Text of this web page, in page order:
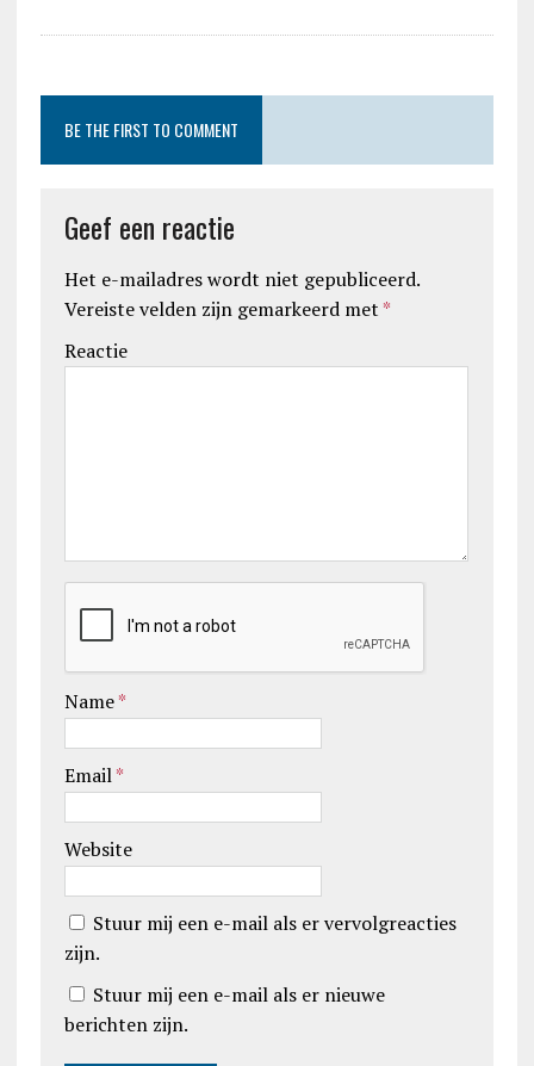
BE THE FIRST TO COMMENT
Geef een reactie
Het e-mailadres wordt niet gepubliceerd.
Vereiste velden zijn gemarkeerd met *
Reactie
Name*
Email*
Website
Stuur mij een e-mail als er vervolgreacties
zijn.
Stuur mij een e-mail als er nieuwe
berichten zijn.